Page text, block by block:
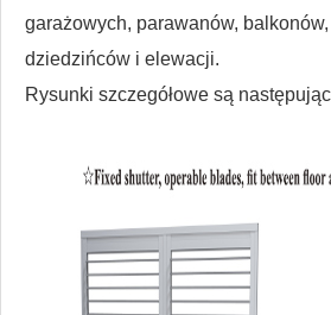
garażowych, parawanów,
dziedzińców i elewacji.
Rysunki szczegółowe są